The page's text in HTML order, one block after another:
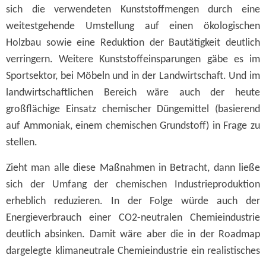
sich die verwendeten Kunststoffmengen durch eine
weitestgehende Umstellung auf einen ökologischen
Holzbau sowie eine Reduktion der Bautätigkeit deutlich
verringern. Weitere Kunststoffeinsparungen gäbe es im
Sportsektor, bei Möbeln und in der Landwirtschaft. Und im
landwirtschaftlichen Bereich wäre auch der heute
großflächige Einsatz chemischer Düngemittel (basierend
auf Ammoniak, einem chemischen Grundstoff) in Frage zu
stellen.
Zieht man alle diese Maßnahmen in Betracht, dann ließe
sich der Umfang der chemischen Industrieproduktion
erheblich reduzieren. In der Folge würde auch der
Energieverbrauch einer CO2-neutralen Chemieindustrie
deutlich absinken. Damit wäre aber die in der Roadmap
dargelegte klimaneutrale Chemieindustrie ein realistisches